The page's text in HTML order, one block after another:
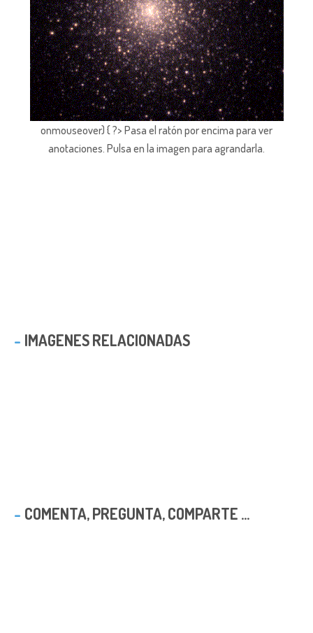
onmouseover) { ?> Pasa el ratón por encima para ver
anotaciones. Pulsa en la imagen para agrandarla.
IMAGENES RELACIONADAS
COMENTA, PREGUNTA, COMPARTE ...